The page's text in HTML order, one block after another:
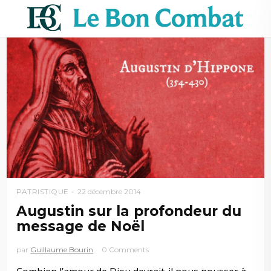
PATRISTIQUE 22 décembre 2014
Augustin sur la profondeur du
message de Noël
par Guillaume Bourin 0 Comments